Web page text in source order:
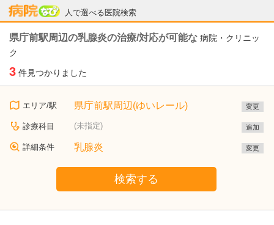
人で選べる医院検索
病院なび
県庁前駅周辺の乳腺炎の治療/対応が可能な 病院・クリニッ
ク
3 件見つかりました
エリア/駅 県庁前駅周辺(ゆいレール) 変更
診療科目 (未指定) 追加
詳細条件 乳腺炎 変更
検索する